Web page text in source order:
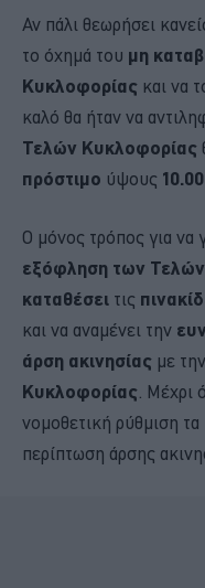
Αν πάλι θεωρήσει
το όχημά του μη
Κυκλοφορίας και να
καλό θα ήταν να
Τελών Κυκλοφορίας
πρόστιμο ύψους
Ο μόνος τρόπος για να
εξόφληση των
καταθέσει τις
και να αναμένει την
άρση ακινησίας με την
Κυκλοφορίας .
νομοθετική ρύθμιση
περίπτωση άρσης